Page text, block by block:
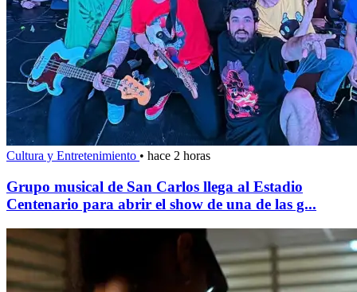
Cultura y Entretenimiento • hace 2 horas
Grupo musical de San Carlos llega al Estadio
Centenario para abrir el show de una de las g...